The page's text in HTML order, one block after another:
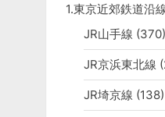
1.東京近郊鉄道沿
JR山手線 (370)
JR京浜東北線
JR埼京線 (138)